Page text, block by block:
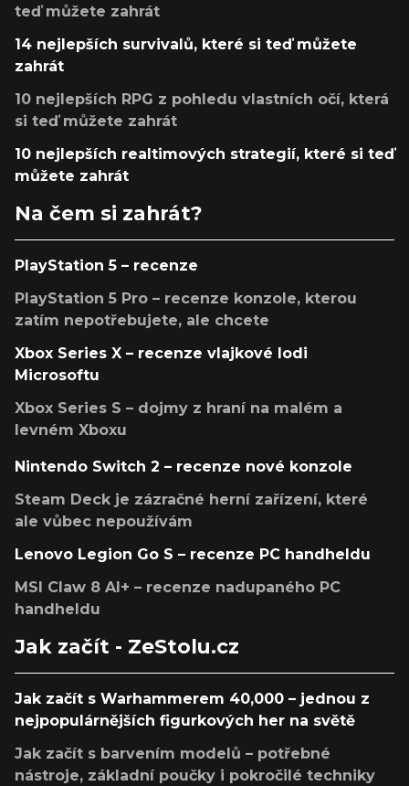
teď můžete zahrát
14 nejlepších survivalů, které si teď můžete
zahrát
10 nejlepších RPG z pohledu vlastních očí, která
si teď můžete zahrát
10 nejlepších realtimových strategií, které si teď
můžete zahrát
Na čem si zahrát?
PlayStation 5 – recenze
PlayStation 5 Pro – recenze konzole, kterou
zatím nepotřebujete, ale chcete
Xbox Series X – recenze vlajkové lodi
Microsoftu
Xbox Series S – dojmy z hraní na malém a
levném Xboxu
Nintendo Switch 2 – recenze nové konzole
Steam Deck je zázračné herní zařízení, které
ale vůbec nepoužívám
Lenovo Legion Go S – recenze PC handheldu
MSI Claw 8 AI+ – recenze nadupaného PC
handheldu
Jak začít - ZeStolu.cz
Jak začít s Warhammerem 40,000 – jednou z
nejpopulárnějších figurkových her na světě
Jak začít s barvením modelů – potřebné
nástroje, základní poučky i pokročilé techniky